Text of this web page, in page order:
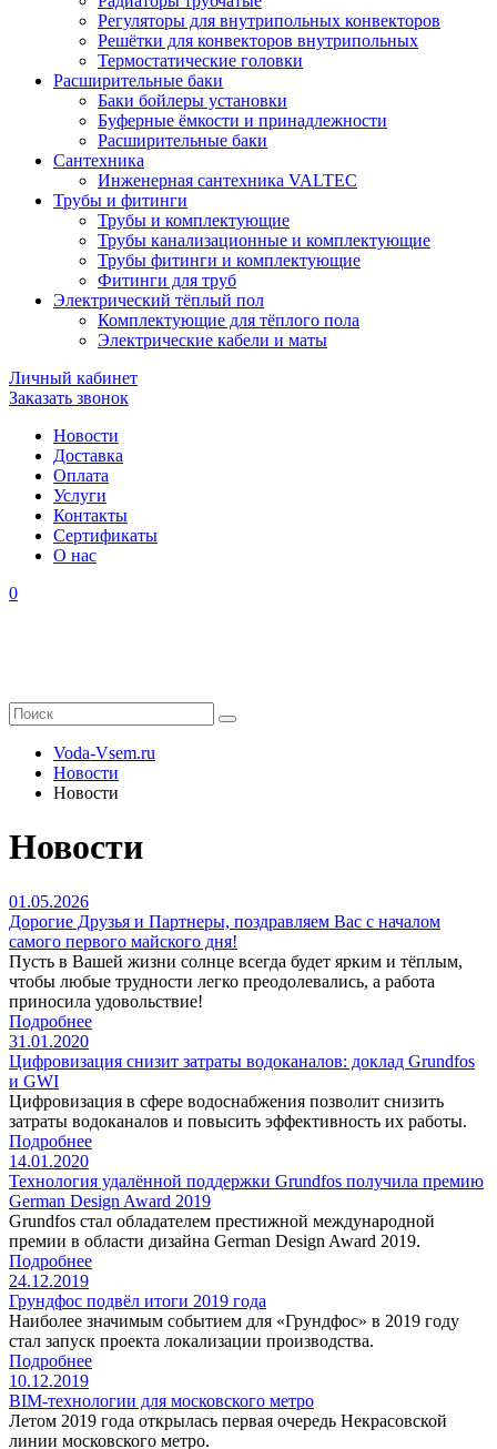
Регуляторы для внутрипольных конвекторов
Решётки для конвекторов внутрипольных
Термостатические головки
Расширительные баки
Баки бойлеры установки
Буферные ёмкости и принадлежности
Расширительные баки
Сантехника
Инженерная сантехника VALTEC
Трубы и фитинги
Трубы и комплектующие
Трубы канализационные и комплектующие
Трубы фитинги и комплектующие
Фитинги для труб
Электрический тёплый пол
Комплектующие для тёплого пола
Электрические кабели и маты
Личный кабинет
Заказать звонок
Новости
Доставка
Оплата
Услуги
Контакты
Cертификаты
О нас
0
Voda-Vsem.ru
Новости
Новости
Новости
01.05.2026
Дорогие Друзья и Партнеры, поздравляем Вас с началом
самого первого майского дня!
Пусть в Вашей жизни солнце всегда будет ярким и тёплым,
чтобы любые трудности легко преодолевались, а работа
приносила удовольствие!
Подробнее
31.01.2020
Цифровизация снизит затраты водоканалов: доклад Grundfos
и GWI
Цифровизация в сфере водоснабжения позволит снизить
затраты водоканалов и повысить эффективность их работы.
Подробнее
14.01.2020
Технология удалённой поддержки Grundfos получила премию
German Design Award 2019
Grundfos стал обладателем престижной международной
премии в области дизайна German Design Award 2019.
Подробнее
24.12.2019
Грундфос подвёл итоги 2019 года
Наиболее значимым событием для «Грундфос» в 2019 году
стал запуск проекта локализации производства.
Подробнее
10.12.2019
BIM-технологии для московского метро
Летом 2019 года открылась первая очередь Некрасовской
линии московского метро.